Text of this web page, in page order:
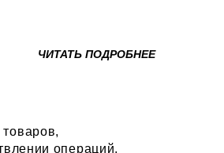
ЧИТАТЬ ПОДРОБНЕЕ
операций,